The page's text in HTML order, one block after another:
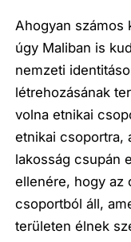
Ahogyan számos
úgy Maliban is
nemzeti
létrehozásának
volna etnikai
etnikai csoportra,
lakosság csupán
ellenére, hogy az
csoportból áll,
területen élnek